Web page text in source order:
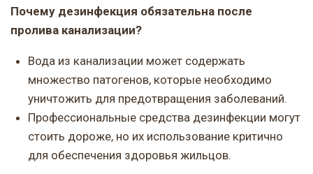
Почему дезинфекция обязательна после
пролива канализации?
Вода из канализации может содержать
множество патогенов, которые необходимо
уничтожить для предотвращения заболеваний.
Профессиональные средства дезинфекции могут
стоить дороже, но их использование критично
для обеспечения здоровья жильцов.